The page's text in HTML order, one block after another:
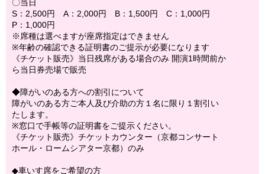
〇当日
S：2,500円 A：2,000円 B：1,500円 C：1,000円
P：1,000円
※席種は選べますが座席指定はできません
※年齢の確認できる証明書のご提示が必要になります
《チケット販売》当日残席がある場合のみ 開演1時間前か
ら当日券売場で販売
◆障がいのある方への割引について
障がいのある方ご本人及び介助の方１名に限り１割引い
たします。
※窓口で手帳等の証明書をご提示ください。
《チケット販売》チケットカウンター（京都コンサート
ホール・ロームシアター京都）のみ
◆車いす席をご希望の方